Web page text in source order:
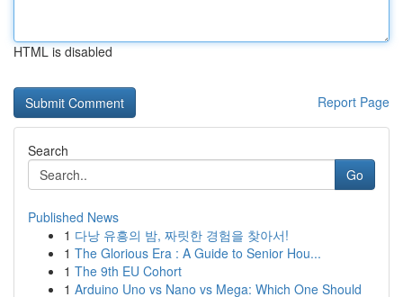
HTML is disabled
Report Page
Search
Go
Published News
1 다낭 유흥의 밤, 짜릿한 경험을 찾아서!
1 The Glorious Era : A Guide to Senior Hou...
1 The 9th EU Cohort
1 Arduino Uno vs Nano vs Mega: Which One Should